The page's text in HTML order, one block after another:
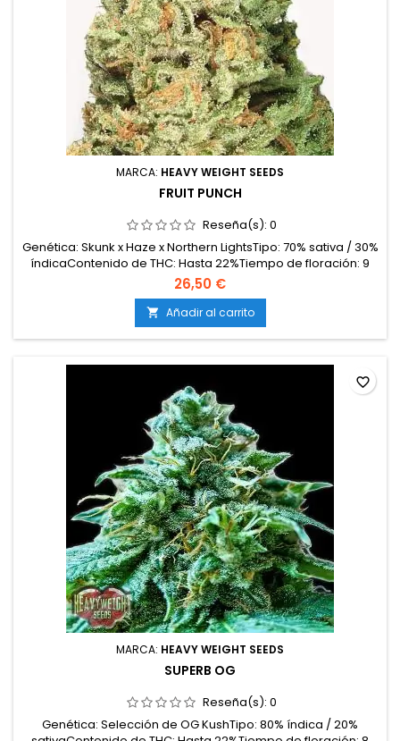
MARCA: HEAVY WEIGHT SEEDS
FRUIT PUNCH
Reseña(s): 0
Genética: Skunk x Haze x Northern LightsTipo: 70% sativa / 30%
índicaContenido de THC: Hasta 22%Tiempo de floración: 9
semanas en interiorProducción en interior: 600-700
g/m²Producción en exterior: 1000-1200 g/plantaAltura: 120-
150 cm en interior; hasta 250-280 cm en exteriorAromas y
sabores: Dulces y tropicales, con notas de piña,...
26,50 €
 Añadir al carrito
MARCA: HEAVY WEIGHT SEEDS
SUPERB OG
Reseña(s): 0
Genética: Selección de OG KushTipo: 80% índica / 20%
favorite_border